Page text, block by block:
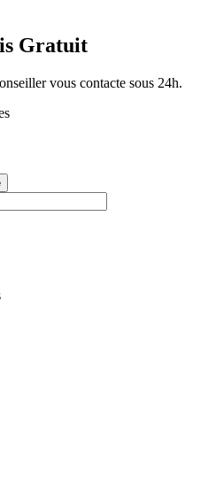
Gratuit
vous contacte sous 24h.